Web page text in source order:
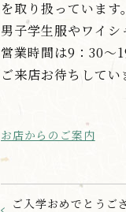
を取り扱っています。
男子学生服やワイシ
営業時間は9：30～
ご来店お待ちしてい
お店からのご案内
ご入学おめでとう